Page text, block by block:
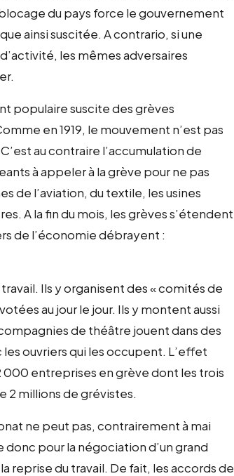
du pays force le gouvernement
ainsi suscitée. A contrario, si une
les mêmes adversaires
populaire suscite des grèves
en 1919, le mouvement n’est pas
au contraire l’accumulation de
à appeler à la grève pour ne pas
de l’aviation, du textile, les usines
A la fin du mois, les grèves s’étendent
de l’économie débrayent :
Ils y organisent des « comités de
au jour le jour. Ils y montent aussi
de théâtre jouent dans des
les ouvriers qui les occupent. L’effet
entreprises en grève dont les trois
2 millions de grévistes.
ne peut pas, contrairement à mai
pour la négociation d’un grand
reprise du travail. De fait, les accords de